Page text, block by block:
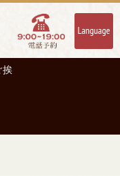
挨
挨拶